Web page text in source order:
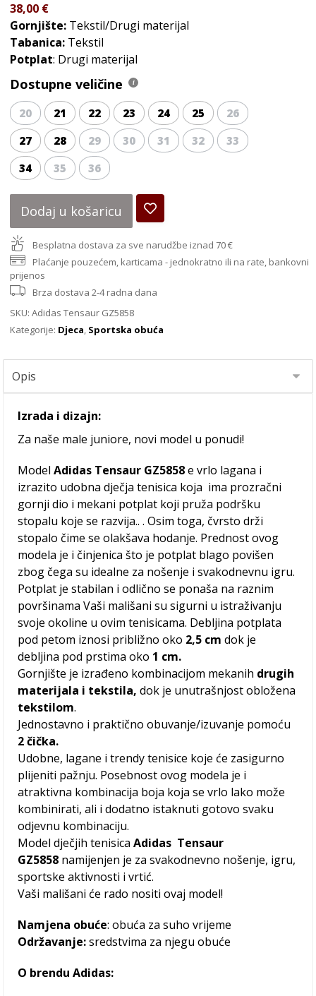
38,00 €
Gornjište: Tekstil/Drugi materijal
Tabanica: Tekstil
Potplat: Drugi materijal
Dostupne veličine
20 21 22 23 24 25
26
27
28 29 30 31 32
33
34
35 36
Dodaj u košaricu
Besplatna dostava za sve narudžbe iznad 70 €
Plaćanje pouzećem, karticama - jednokratno ili na rate, bankovni
prijenos
Brza dostava 2-4 radna dana
SKU:Adidas Tensaur GZ5858
Kategorije: Djeca, Sportska obuća
Izrada i dizajn:
Za naše male juniore, novi model u ponudi!
ModelAdidas Tensaur GZ5858e vrlo lagana i
izrazito udobna dječja tenisica koja ima prozračni
gornji dio i mekani potplat koji pruža podršku
stopalu koje se razvija.. . Osim toga, čvrsto drži
stopalo čime se olakšava hodanje. Prednost ovog
modela je i činjenica što je potplat blago povišen
zbog čega su idealne za nošenje i svakodnevnu igru.
Potplat je stabilan i odlično se ponaša na raznim
površinama Vaši mališani su sigurni u istraživanju
svoje okoline u ovim tenisicama. Debljina potplata
pod petom iznosi približno oko 2,5 cm dok je
debljina pod prstima oko 1 cm.
Gornjište je izrađeno kombinacijom mekanih drugih
materijala i tekstila, dok je unutrašnjost obložena
tekstilom.
Jednostavno i praktično obuvanje/izuvanje pomoću
2 čička.
Udobne, lagane i trendy tenisice koje će zasigurno
plijeniti pažnju. Posebnost ovog modela je i
atraktivna kombinacija boja koja se vrlo lako može
kombinirati, ali i dodatno istaknuti gotovo svaku
odjevnu kombinaciju.
Model dječjih tenisicaAdidas Tensaur
GZ5858 namijenjen je za svakodnevno nošenje, igru,
sportske aktivnosti i vrtić.
Vaši mališani će rado nositi ovaj model!
Namjena obuće: obuća za suho vrijeme
Održavanje:sredstvima za njegu obuće
O brendu Adidas: